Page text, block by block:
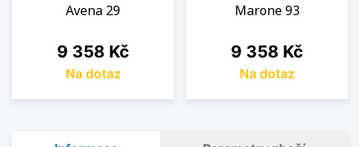
Avena 29
Cena
9 358 Kč
Na dotaz
Marone 93
Cena
9 358 Kč
Na dotaz